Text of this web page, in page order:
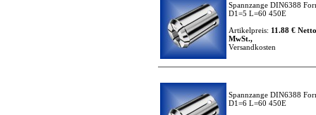
Spannzange DIN6388
D1=5 L=60 450E
Artikelpreis: 11.88 €
MwSt.,
Versandkosten
Spannzange DIN6388
D1=6 L=60 450E